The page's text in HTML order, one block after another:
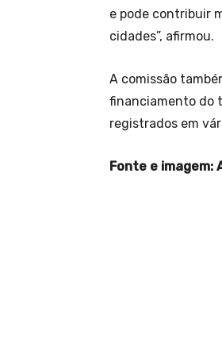
e pode contribuir
cidades”, afirmou.
A comissão
financiamento do
registrados em
Fonte e imagem: